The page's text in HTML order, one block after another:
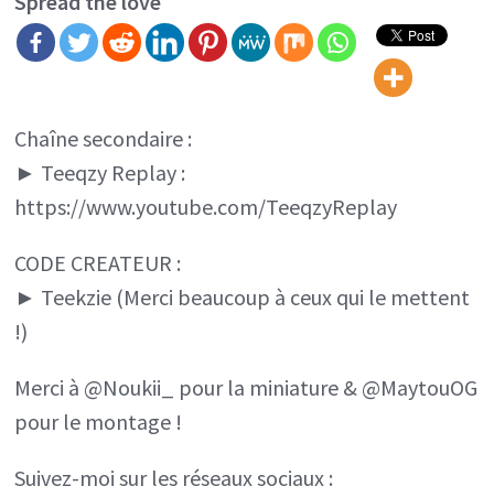
cette
arme
Chaîne secondaire :
► Teeqzy Replay :
https://www.youtube.com/TeeqzyReplay
CODE CREATEUR :
► Teekzie (Merci beaucoup à ceux qui le mettent
!)
Merci à @Noukii_ pour la miniature & @MaytouOG
pour le montage !
Suivez-moi sur les réseaux sociaux :